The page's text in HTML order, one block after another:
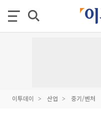
이투데이 산업 중기/벤처